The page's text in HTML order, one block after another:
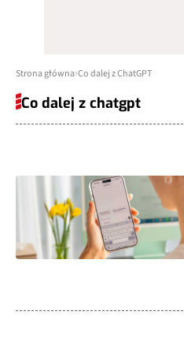
Strona główna Co dalej z ChatGPT
Co dalej z chatgpt